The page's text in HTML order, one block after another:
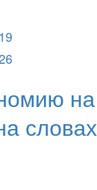
на
словах